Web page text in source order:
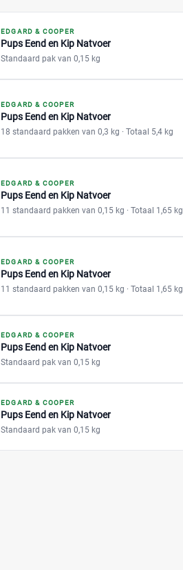
EDGARD & COOPER
Pups Eend en Kip Natvoer
Standaard pak van 0,15 kg
EDGARD & COOPER
Pups Eend en Kip Natvoer
18 standaard pakken van 0,3 kg · Totaal 5,4 kg
EDGARD & COOPER
Pups Eend en Kip Natvoer
11 standaard pakken van 0,15 kg · Totaal 1,65 kg
EDGARD & COOPER
Pups Eend en Kip Natvoer
11 standaard pakken van 0,15 kg · Totaal 1,65 kg
EDGARD & COOPER
Pups Eend en Kip Natvoer
Standaard pak van 0,15 kg
EDGARD & COOPER
Pups Eend en Kip Natvoer
Standaard pak van 0,15 kg